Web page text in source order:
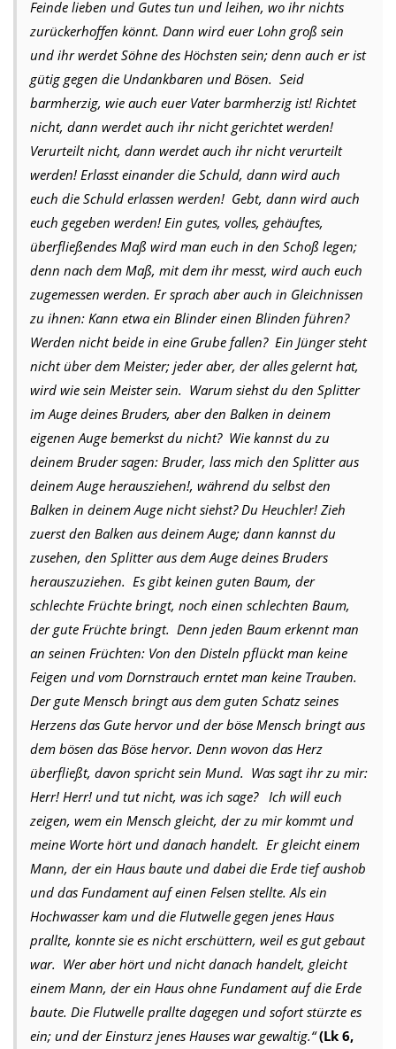
Feinde lieben und Gutes tun und leihen, wo ihr nichts
zurückerhoffen könnt. Dann wird euer Lohn groß sein
und ihr werdet Söhne des Höchsten sein; denn auch er ist
gütig gegen die Undankbaren und Bösen. Seid
barmherzig, wie auch euer Vater barmherzig ist! Richtet
nicht, dann werdet auch ihr nicht gerichtet werden!
Verurteilt nicht, dann werdet auch ihr nicht verurteilt
werden! Erlasst einander die Schuld, dann wird auch
euch die Schuld erlassen werden! Gebt, dann wird auch
euch gegeben werden! Ein gutes, volles, gehäuftes,
überfließendes Maß wird man euch in den Schoß legen;
denn nach dem Maß, mit dem ihr messt, wird auch euch
zugemessen werden. Er sprach aber auch in Gleichnissen
zu ihnen: Kann etwa ein Blinder einen Blinden führen?
Werden nicht beide in eine Grube fallen? Ein Jünger steht
nicht über dem Meister; jeder aber, der alles gelernt hat,
wird wie sein Meister sein. Warum siehst du den Splitter
im Auge deines Bruders, aber den Balken in deinem
eigenen Auge bemerkst du nicht? Wie kannst du zu
deinem Bruder sagen: Bruder, lass mich den Splitter aus
deinem Auge herausziehen!, während du selbst den
Balken in deinem Auge nicht siehst? Du Heuchler! Zieh
zuerst den Balken aus deinem Auge; dann kannst du
zusehen, den Splitter aus dem Auge deines Bruders
herauszuziehen. Es gibt keinen guten Baum, der
schlechte Früchte bringt, noch einen schlechten Baum,
der gute Früchte bringt. Denn jeden Baum erkennt man
an seinen Früchten: Von den Disteln pflückt man keine
Feigen und vom Dornstrauch erntet man keine Trauben.
Der gute Mensch bringt aus dem guten Schatz seines
Herzens das Gute hervor und der böse Mensch bringt aus
dem bösen das Böse hervor. Denn wovon das Herz
überfließt, davon spricht sein Mund. Was sagt ihr zu mir:
Herr! Herr! und tut nicht, was ich sage? Ich will euch
zeigen, wem ein Mensch gleicht, der zu mir kommt und
meine Worte hört und danach handelt. Er gleicht einem
Mann, der ein Haus baute und dabei die Erde tief aushob
und das Fundament auf einen Felsen stellte. Als ein
Hochwasser kam und die Flutwelle gegen jenes Haus
prallte, konnte sie es nicht erschüttern, weil es gut gebaut
war. Wer aber hört und nicht danach handelt, gleicht
einem Mann, der ein Haus ohne Fundament auf die Erde
baute. Die Flutwelle prallte dagegen und sofort stürzte es
ein; und der Einsturz jenes Hauses war gewaltig.“(Lk 6,